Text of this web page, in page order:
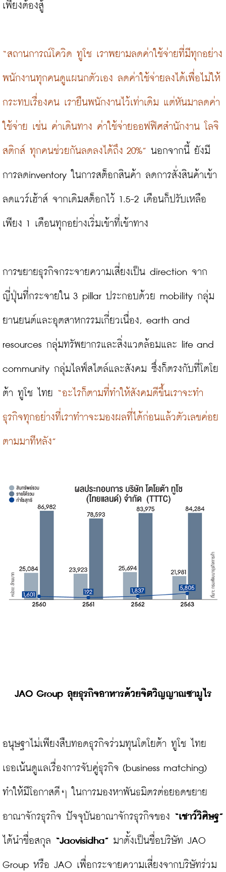
เพียงต้องสู้
“สถานการณ์โควิด ทูโช เราพยามลดค่าใช้จ่ายที่มีทุกอย่าง
พนักงานทุกคนดูแผนกตัวเอง ลดค่าใช้จ่ายลงได้เพื่อไม่ให้
กระทบเรื่องคน เรายืนพนักงานไว้เท่าเดิม แต่หันมาลดค่า
ใช้จ่าย เช่น ค่าเดินทาง ค่าใช้จ่ายออฟฟิศสำนักงาน โลจิ
สติกส์ ทุกคนช่วยกันลดลงได้ถึง 20%” นอกจากนี้ ยังมี
การลดinventory ในการสต็อกสินค้า ลดการสั่งสินค้าเข้า
ลดแวร์เฮ้าส์ จากเดิมสต็อกไว้ 1.5-2 เดือนก็ปรับเหลือ
เพียง 1 เดือนทุกอย่างเริ่มเข้าที่เข้าทาง
การขยายธุรกิจกระจายความเสี่ยงเป็น direction จาก
ญี่ปุ่นที่กระจายใน 3 pillar ประกอบด้วย mobility กลุ่ม
ยานยนต์และอุตสาหกรรมเกี่ยวเนื่อง, earth and
resources กลุ่มทรัพยากรและสิ่งแวดล้อมและ life and
community กลุ่มไลฟ์สไตล์และสังคม ซึ่งก็ตรงกับที่โตโย
ต้า ทูโช ไทย “อะไรก็ตามที่ทำให้สังคมดีขึ้นเราจะทำ
ธุรกิจทุกอย่างที่เราทำาจะมองผลที่ได้ก่อนแล้วตัวเลขค่อย
ตามมาทีหลัง”
JAO Group ลุยธุรกิจอาหารด้วยจิตวิญญาณซามูไร
อนุษฐาไม่เพียงสืบทอดธุรกิจร่วมทุนโตโยต้า ทูโช ไทย
เธอเน้นดูแลเรื่องการจับคู่ธุรกิจ (business matching)
ทำให้มีโอกาสดีๆ ในการมองหาพันธมิตรต่อยอดขยาย
อาณาจักรธุรกิจ ปัจจุบันอาณาจักรธุรกิจของ “เชาว์วิศิษฐ”
ได้นำชื่อสกุล “Jaovisidha” มาตั้งเป็นชื่อบริษัท JAO
Group หรือ JAO เพื่อกระจายความเสี่ยงจากบริษัทร่วม